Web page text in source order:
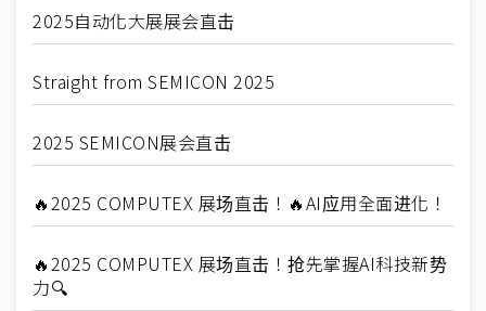
2025自动化大展展会直击
Straight from SEMICON 2025
2025 SEMICON展会直击
🔥2025 COMPUTEX 展场直击！🔥AI应用全面进化！
🔥2025 COMPUTEX 展场直击！抢先掌握AI科技新势
力🔍